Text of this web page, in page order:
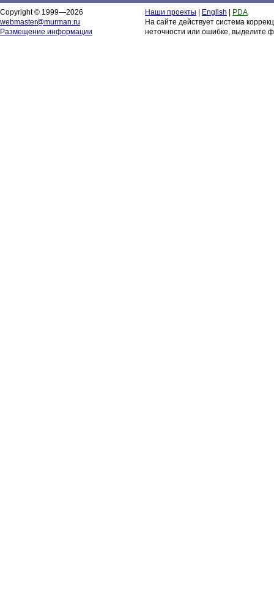
Copyright © 1999—2026
webmaster@murman.ru
Размещение информации
Наши проекты English
PDA
На сайте действует система
неточности или ошибке, выделите